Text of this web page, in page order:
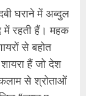
घराने में अब्दुल
में रहती हैं। महक
से बहोत
हैं जो देश
से श्रोताओं